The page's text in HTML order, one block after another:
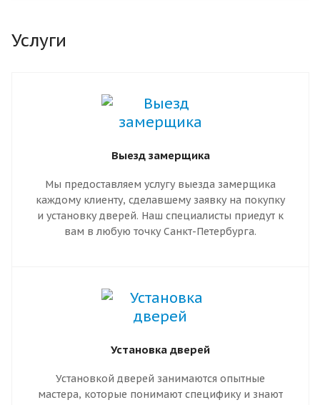
Услуги
Выезд замерщика
Мы предоставляем услугу выезда замерщика
каждому клиенту, сделавшему заявку на покупку
и установку дверей. Наш специалисты приедут к
вам в любую точку Санкт-Петербурга.
Установка дверей
Установкой дверей занимаются опытные
мастера, которые понимают специфику и знают